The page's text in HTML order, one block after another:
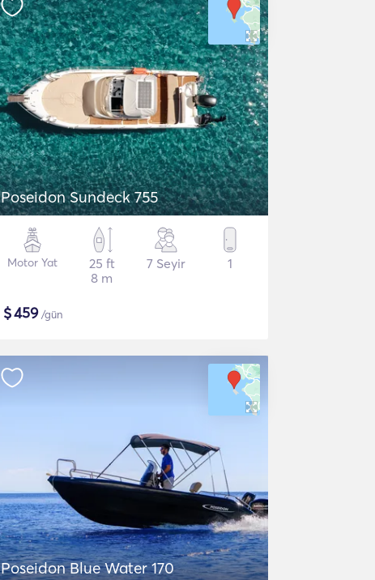
Poseidon Sundeck 755
Motor Yat
25 ft
8 m
7 Seyir 1
$459/gün
Poseidon Blue Water 170